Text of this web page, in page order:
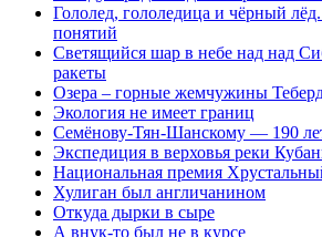
Гололед, гололедица и чёрный
понятий
Светящийся шар в небе над над
ракеты
Озера – горные жемчужины
Экология не имеет границ
Семёнову-Тян-Шанскому — 190
Экспедиция в верховья реки
Национальная премия
Хулиган был англичанином
Откуда дырки в сыре
А внук-то был не в курсе